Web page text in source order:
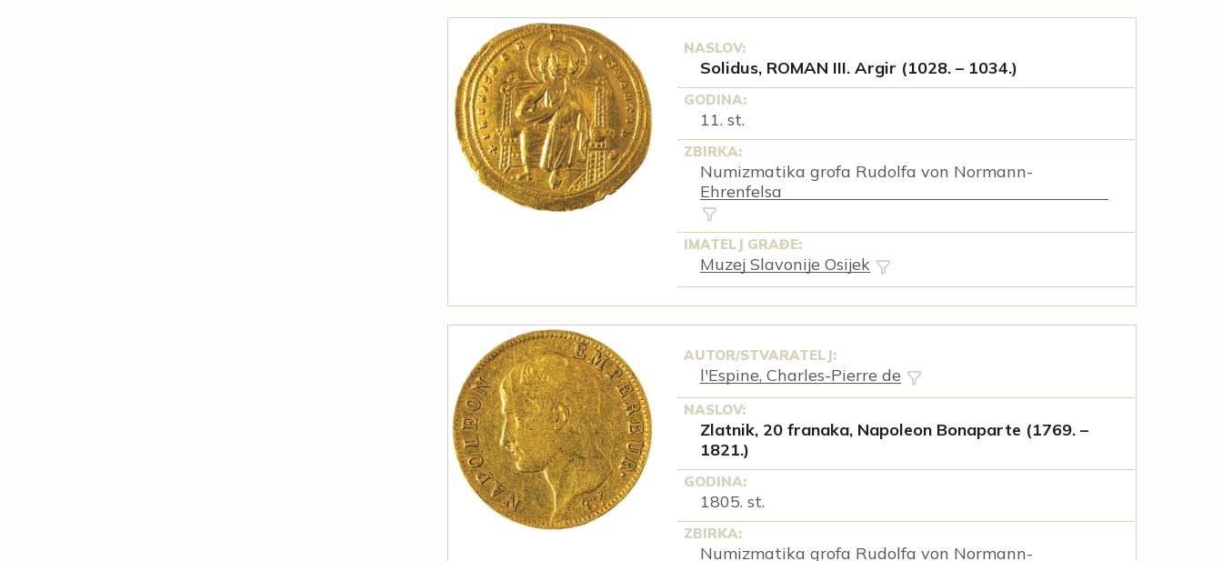
NASLOV:
Solidus, ROMAN III. Argir (1028. – 1034.)
GODINA:
11. st.
ZBIRKA:
Numizmatika grofa Rudolfa von Normann-
Ehrenfelsa
IMATELJ GRAĐE:
Muzej Slavonije Osijek
AUTOR/STVARATELJ:
l'Espine, Charles-Pierre de
NASLOV:
Zlatnik, 20 franaka, Napoleon Bonaparte (1769. –
1821.)
GODINA:
1805. st.
ZBIRKA:
Numizmatika grofa Rudolfa von Normann-